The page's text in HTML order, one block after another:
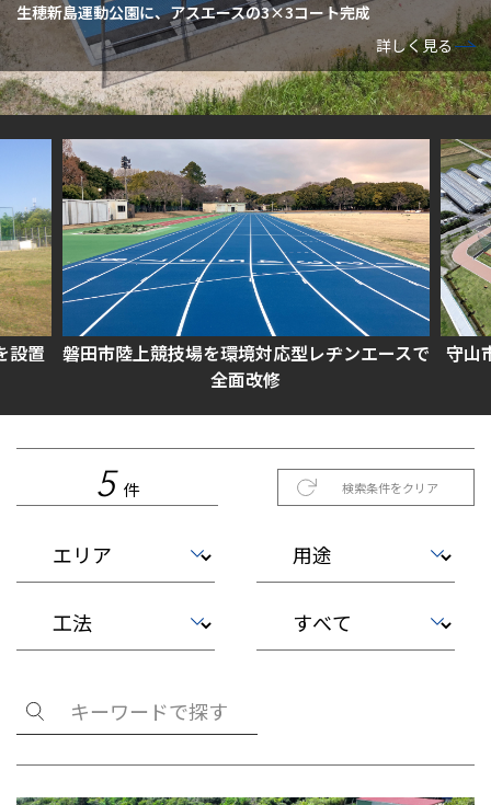
生穂新島運動公園に、アスエースの3×3コート完成
詳しく見る
設置
磐田市陸上競技場を環境対応型レヂンエースで
全面改修
守山
5 件 検索条件をクリア